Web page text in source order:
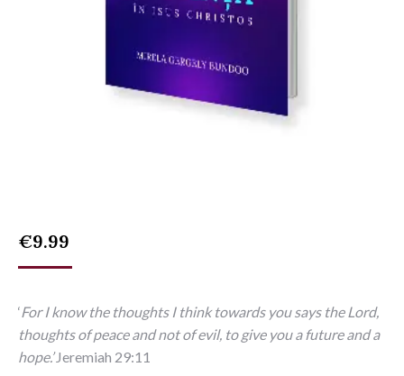
€9.99
‘For I know the thoughts I think towards you says the Lord,
thoughts of peace and not of evil, to give you a future and a
hope.’Jeremiah 29:11